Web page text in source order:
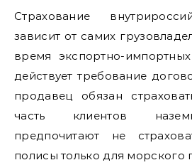
Страхование
зависит от самих
время экспортно-
действует требование
продавец обязан
часть клиентов
предпочитают не
полисы только для морского